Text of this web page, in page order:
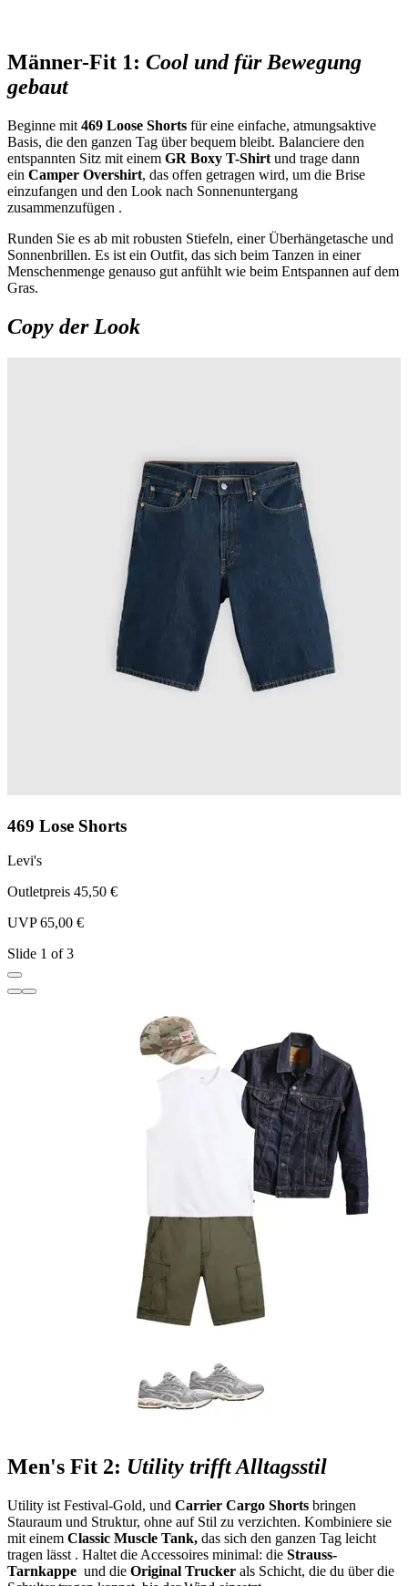
Männer-Fit 1: Cool und für Bewegung
gebaut
Beginne mit 469 Loose Shorts für eine einfache, atmungsaktive
Basis, die den ganzen Tag über bequem bleibt. Balanciere den
entspannten Sitz mit einem GR Boxy T-Shirt und trage dann
ein Camper Overshirt, das offen getragen wird, um die Brise
einzufangen und den Look nach Sonnenuntergang
zusammenzufügen .
Runden Sie es ab mit robusten Stiefeln, einer Überhängetasche und
Sonnenbrillen. Es ist ein Outfit, das sich beim Tanzen in einer
Menschenmenge genauso gut anfühlt wie beim Entspannen auf dem
Gras.
Copy der Look
469 Lose Shorts
Levi's
Outletpreis 45,50 €
UVP 65,00 €
Slide 1 of 3
Men's Fit 2: Utility trifft Alltagsstil
Utility ist Festival-Gold, und Carrier Cargo Shorts bringen
Stauraum und Struktur, ohne auf Stil zu verzichten. Kombiniere sie
mit einem Classic Muscle Tank, das sich den ganzen Tag leicht
tragen lässt . Haltet die Accessoires minimal: die Strauss-
Tarnkappe und die Original Trucker als Schicht, die du über die